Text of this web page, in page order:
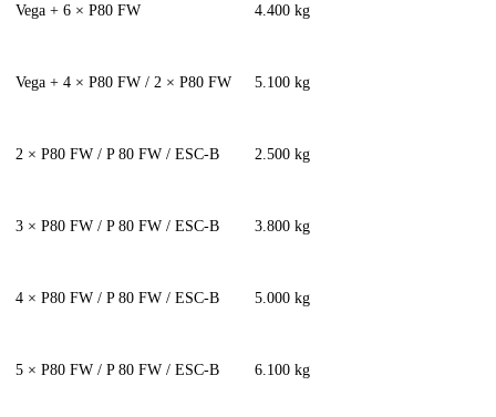
Vega + 6 × P80 FW 4.400 kg
Vega + 4 × P80 FW / 2 × P80 FW 5.100 kg
2 × P80 FW / P 80 FW / ESC-B 2.500 kg
3 × P80 FW / P 80 FW / ESC-B 3.800 kg
4 × P80 FW / P 80 FW / ESC-B 5.000 kg
5 × P80 FW / P 80 FW / ESC-B 6.100 kg